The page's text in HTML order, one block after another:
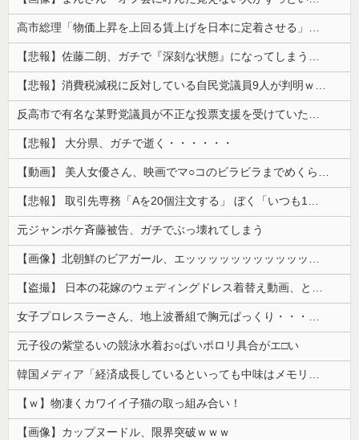
高市総理「物価上昇を上回る賃上げを日本に定着させる」⇒ 国家公務員月給3.51％増へ
【悲報】佐藤二朗、ガチで『深刻な状態』になってしまう・・・・
【悲報】消費税減税に反対している自民党議員9人が判明ｗｗｗｗｗｗ
反高市で有名な某野党議員が不正な投票支援を受けていた過去が発掘、「説明責任があるのでは？」と揶揄されており……
【悲報】 大分県、ガチで逝く・・・・・・
【動画】 美人女優さん、映画でマ○コのビラビラまでめくらせてしまうｗｗｗｗｗｗ
【悲報】 取引先専務「Aを20個注文する」 ぼく「いつも1～2個しか使わないけど本当に20であってる？」 取専「あってる」→結果『こう』なったんだが...
元ジャンポケ斉藤被告、ガチでぶっ壊れてしまう
【画像】北朝鮮のビアガール、エッッッッッッッッッッッッッッッッッ！
【盗撮】 日本の花嫁のウェディングドレス着替え動画、とんでもない神乳だと海外で話題に
女子プロレスラーさん、地上波番組で胸元ぱっくり・・・（※画像あり）
元子役の紫堂るいの競泳水着お○ぱいポロリ具合がエ□い
韓国メディア「経済成長しているといっても中味はメモリ価格だけ。雇用増加見通しが半減してしまった」……韓国の内需不況は根強い状況っすね
【ｗ】物凄くカワイイ子猫の取っ組み合い！
【画像】カップヌードル、限界突破ｗｗｗ